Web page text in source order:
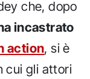
che, dopo
incastrato
action, si è
cui gli attori